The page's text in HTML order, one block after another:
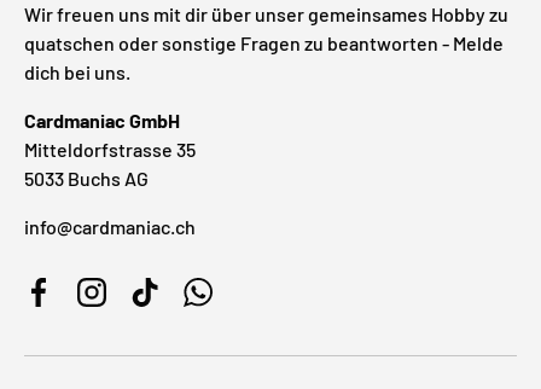
Wir freuen uns mit dir über unser gemeinsames Hobby zu
quatschen oder sonstige Fragen zu beantworten - Melde
dich bei uns.
Cardmaniac GmbH
Mitteldorfstrasse 35
5033 Buchs AG
info@cardmaniac.ch
FacebookInstagramTikTokWhatsApp